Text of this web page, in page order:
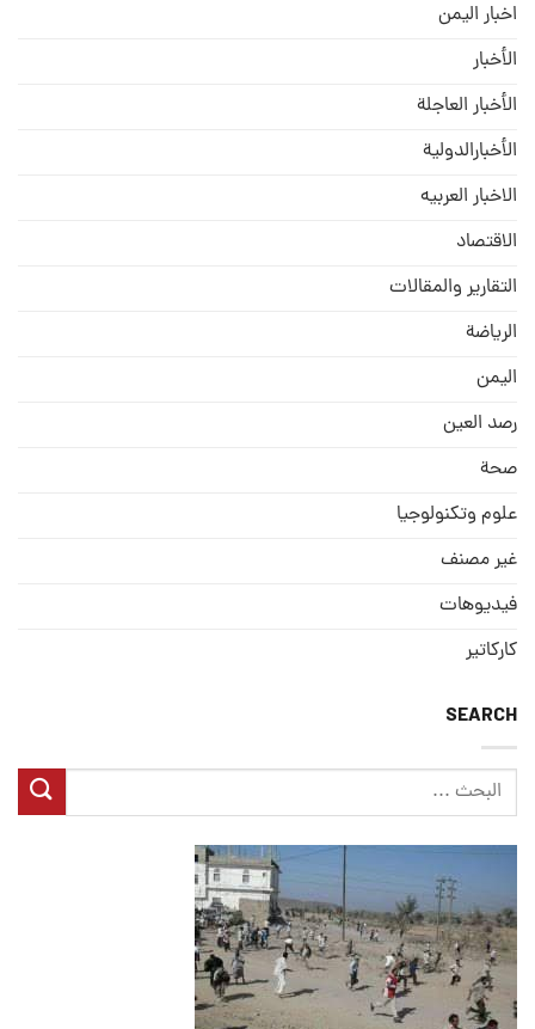
اخبار اليمن
الأخبار
الأخبار العاجلة
الأخبارالدولية
الاخبار العربيه
الاقتصاد
التقارير والمقالات
الریاضة
الیمن
رصد العین
صحة
علوم وتكنولوجيا
غير مصنف
فيديوهات
كاركاتير
SEARCH